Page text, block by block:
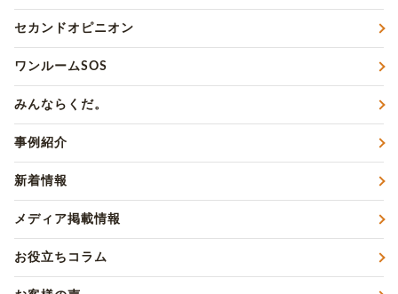
セカンドオピニオン
ワンルームSOS
みんならくだ。
事例紹介
新着情報
メディア掲載情報
お役立ちコラム